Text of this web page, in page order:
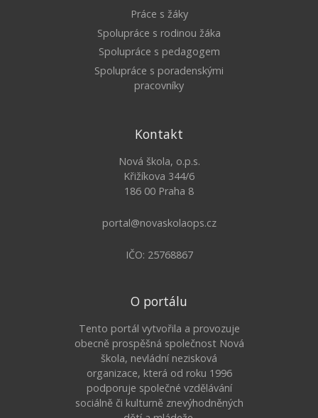
Práce s žáky
Spolupráce s rodinou žáka
Spolupráce s pedagogem
Spolupráce s poradenskými
pracovníky
Kontakt
Nová škola, o.p.s.
Křižíkova 344/6
186 00 Praha 8
portal@novaskolaops.cz
IČO: 25768867
O portálu
Tento portál vytvořila a provozuje
obecně prospěšná společnost Nová
škola, nevládní nezisková
organizace, která od roku 1996
podporuje společné vzdělávání
sociálně či kulturně znevýhodněných